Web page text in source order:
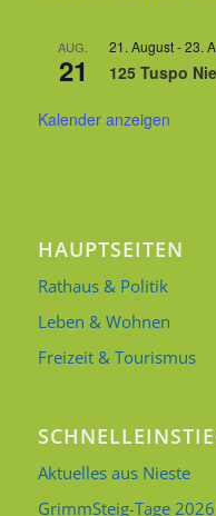
AUG.
21
21. August-23.
125 Tuspo
Kalender anzeigen
HAUPTSEITEN
Rathaus & Politik
Leben & Wohnen
Freizeit & Tourismus
Aktuelles aus Nieste
GrimmSteig-Tage